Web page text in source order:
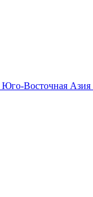
Юго-Восточная Азия